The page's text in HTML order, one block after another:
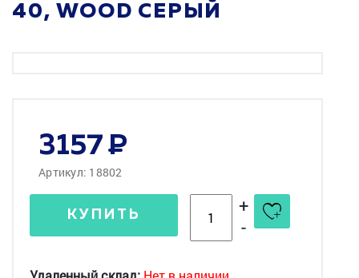
40, WOOD СЕРЫЙ
3157
Артикул: 18802
КУПИТЬ
+
-